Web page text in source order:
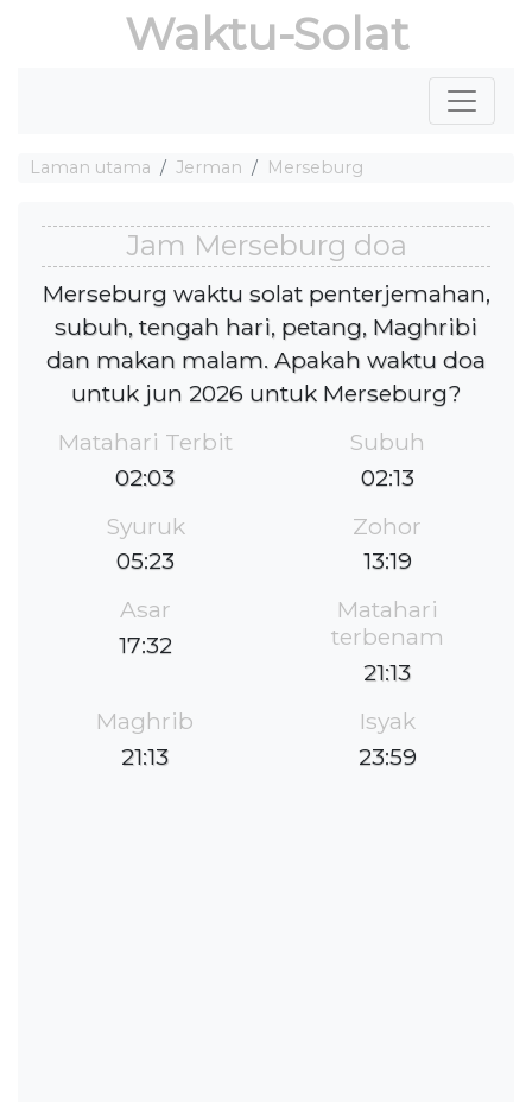
Waktu-Solat
Laman utama Jerman Merseburg
Jam Merseburg doa
Merseburg waktu solat penterjemahan,
subuh, tengah hari, petang, Maghribi
dan makan malam. Apakah waktu doa
untuk jun 2026 untuk Merseburg?
Matahari Terbit
02:03
Subuh
02:13
Syuruk
05:23
Zohor
13:19
Asar
17:32
Matahari
terbenam
21:13
Maghrib
21:13
Isyak
23:59